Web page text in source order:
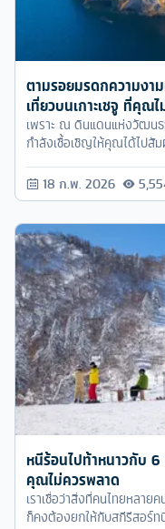
ตามรอยมรดกความง
เที่ยวบนเกาะเชจู ที่คุณ
เพราะ ณ ดินแดนแห่งวัฒน
กำลังเชื้อเชิญให้คุณได้ไปสัม
18 ก.พ. 2026
หนีร้อนไปท้าหนาวกับ
คุณไม่ควรพลาด
เราเชื่อว่าสิ่งที่คนไทยหลา
ก็คงต้องยกให้กับสกีรีสอร์ท